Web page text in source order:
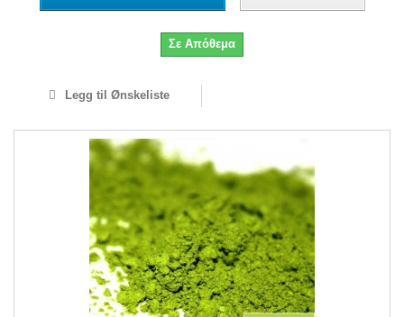
Σε Απόθεμα
Legg til Ønskeliste